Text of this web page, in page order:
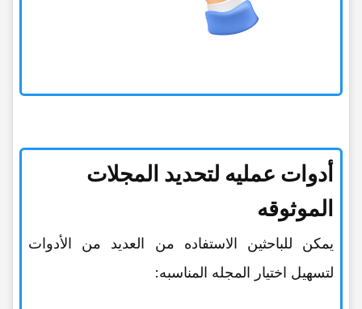
أدوات عملیه لتحدید المجلات
الموثوقه
یمکن للباحثین الاستفاده من العدید من الأدوات
لتسهیل اختیار المجله المناسبه: